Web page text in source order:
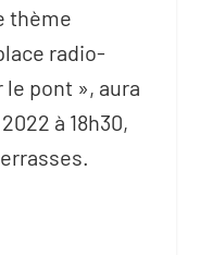
thème
radio-
pont », aura
à 18h30,